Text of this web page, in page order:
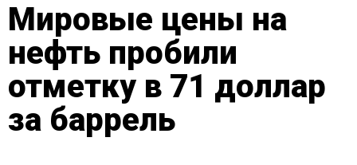
Мировые цены на
нефть пробили
отметку в 71 доллар
за баррель